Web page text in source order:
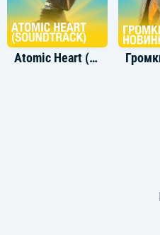
Atomic Heart (Soundtrack)